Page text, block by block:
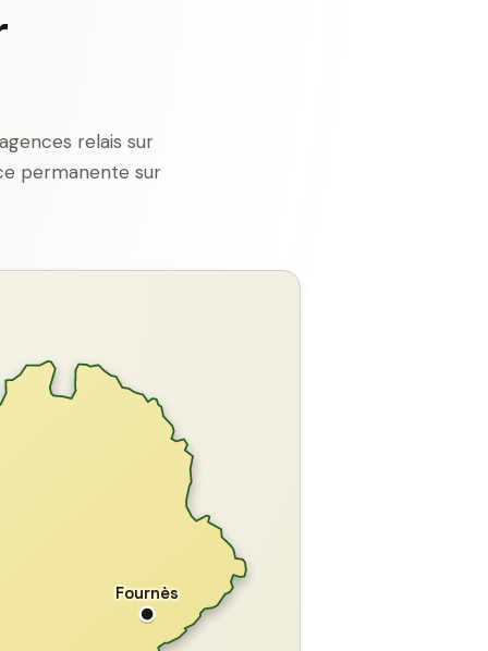
relais sur
permanente sur
Fournès